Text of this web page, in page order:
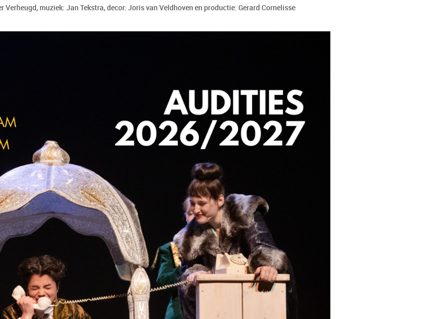
Verheugd, muziek: Jan Tekstra, decor: Joris van Veldhoven en productie: Gerard Cornelisse